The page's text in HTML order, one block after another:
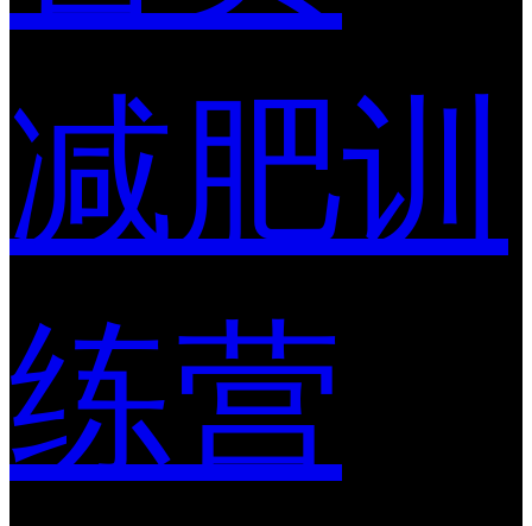
减肥训
练营